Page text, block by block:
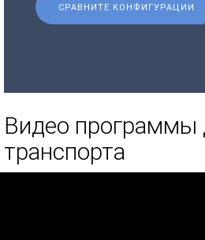
СРАВНИТЕ КОНФИГУРАЦИИ
Видео программы
транспорта